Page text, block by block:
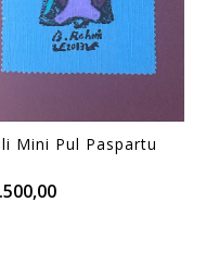
Mini Pul Paspartu